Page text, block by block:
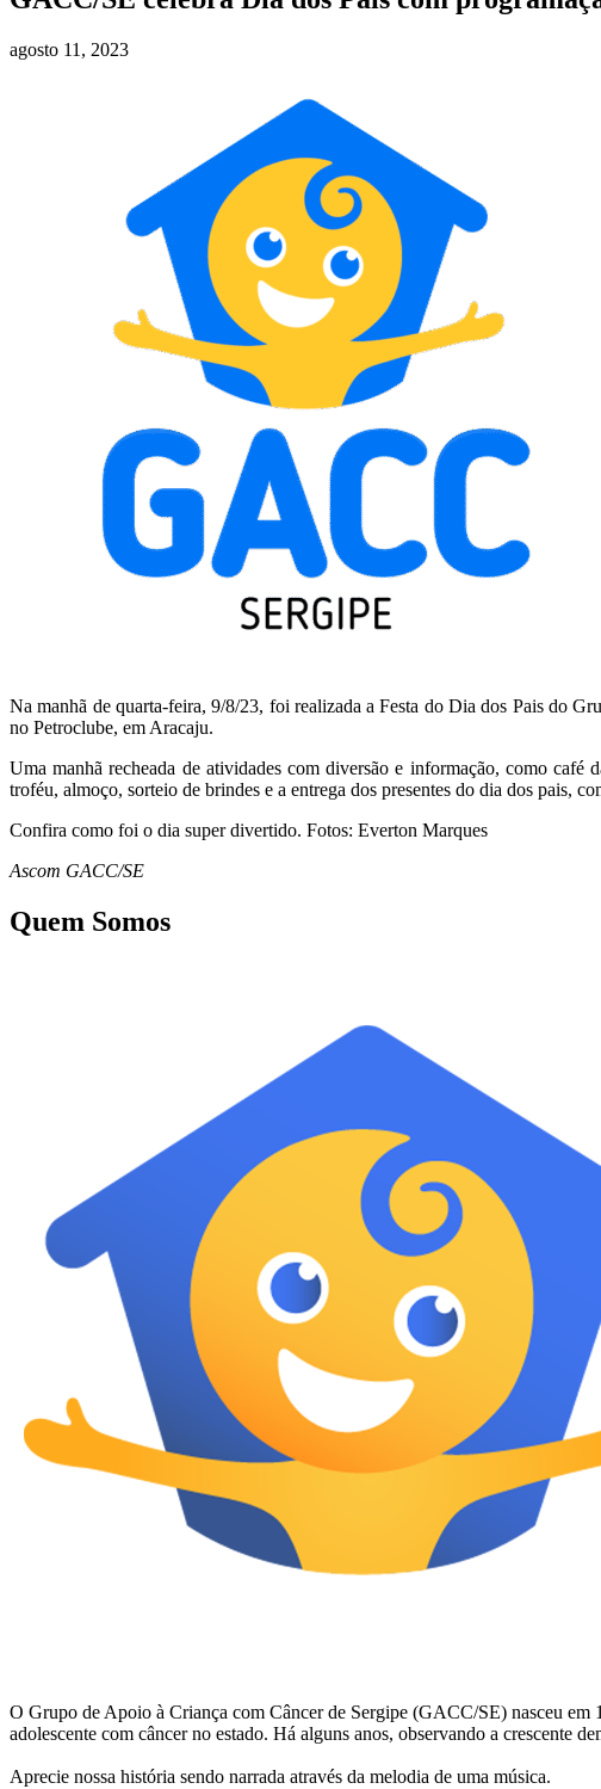
agosto 11, 2023
Na manhã de quarta-feira, 9/8/23, foi realizada a Festa do Dia dos Pais do
no Petroclube, em Aracaju.
Uma manhã recheada de atividades com diversão e informação, como
troféu, almoço, sorteio de brindes e a entrega dos presentes do dia dos pais,
Confira como foi o dia super divertido. Fotos: Everton Marques
Ascom GACC/SE
Quem Somos
O Grupo de Apoio à Criança com Câncer de Sergipe (GACC/SE) nasceu
adolescente com câncer no estado. Há alguns anos, observando a crescente
Aprecie nossa história sendo narrada através da melodia de uma música.